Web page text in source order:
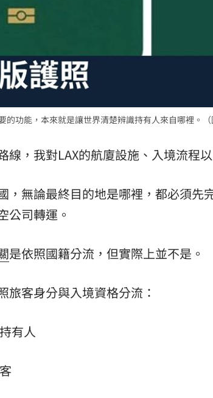
的功能，本來就是讓世界清楚辨識持有人來自哪裡。（
線，我對LAX的航廈設施、入境流程
，無論最終目的地是哪裡，都必須先
公司轉運。
是依照國籍分流，但實際上並不是。
旅客身分與入境資格分流：
有人